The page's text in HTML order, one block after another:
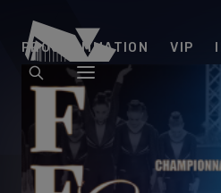
Arena
Futuroscope
PROGRAMMATION VIP